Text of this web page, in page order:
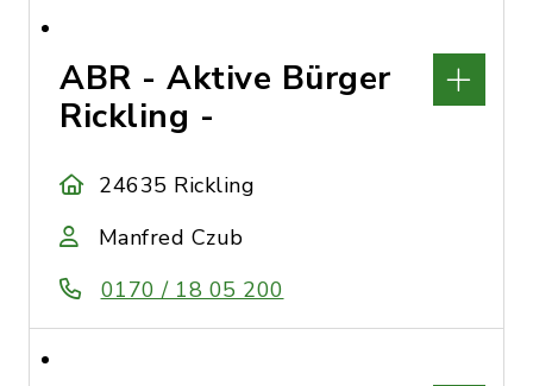
ABR - Aktive Bürger
Rickling -
24635 Rickling
Manfred Czub
0170 / 18 05 200